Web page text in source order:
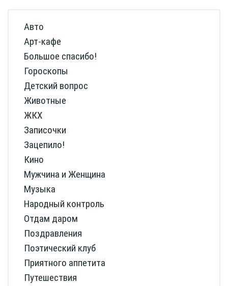
Авто
Арт-кафе
Большое спасибо!
Гороскопы
Детский вопрос
Животные
ЖКХ
Записочки
Зацепило!
Кино
Мужчина и Женщина
Музыка
Народный контроль
Отдам даром
Поздравления
Поэтический клуб
Приятного аппетита
Путешествия